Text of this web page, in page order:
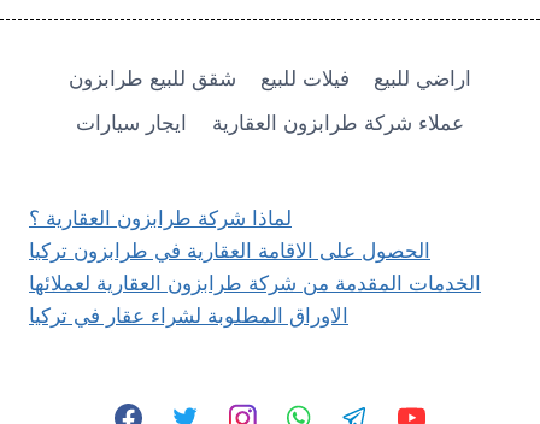
شقق للبيع طرابزون فيلات للبيع
اراضي للبيع
ايجار سيارات
عملاء شركة طرابزون العقارية
لماذا شركة طرابزون العقارية ؟
الحصول على الاقامة العقارية في طرابزون تركيا
الخدمات المقدمة من شركة طرابزون العقارية لعملائها
الاوراق المطلوبة لشراء عقار في تركيا